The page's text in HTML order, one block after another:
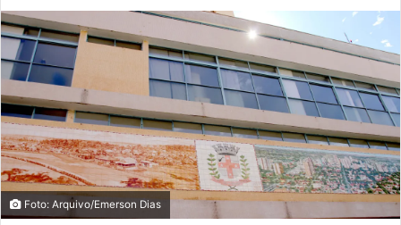
Foto: Arquivo/Emerson Dias